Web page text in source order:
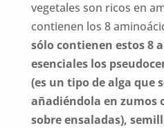
vegetales son ricos en
contienen los 8
sólo contienen estos 8
esenciales los
(es un tipo de alga que
añadiéndola en zumos
sobre ensaladas),